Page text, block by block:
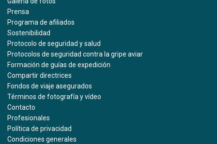
Prensa
Programa de afiliados
Sostenibilidad
Protocolo de seguridad y salud
Protocolos de seguridad contra la gripe aviar
Formación de guías de expedición
Compartir directrices
Fondos de viaje asegurados
Términos de fotografía y vídeo
Contacto
Profesionales
Política de privacidad
Condiciones generales